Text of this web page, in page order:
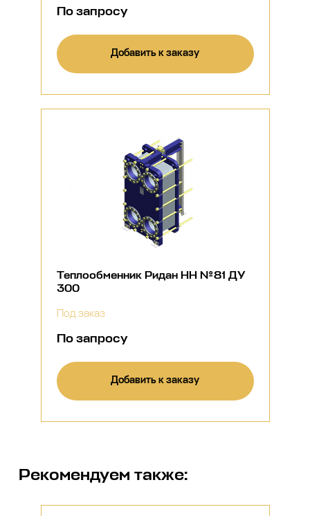
По запросу
Добавить к заказу
Теплообменник Ридан НН №81 ДУ
300
Под заказ
По запросу
Добавить к заказу
Рекомендуем также: